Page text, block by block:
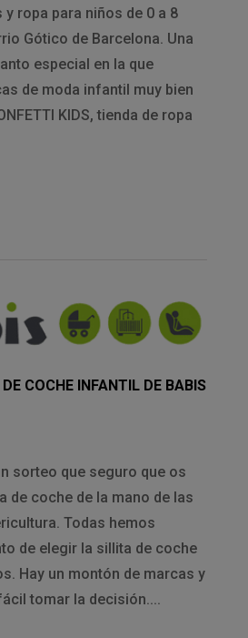
ropa para niños de 0 a 8
Gótico de Barcelona. Una
especial en la que
de moda infantil muy bien
KIDS, tienda de ropa
COCHE INFANTIL DE BABIS
sorteo que seguro que os
de coche de la mano de las
Todas hemos
de elegir la sillita de coche
Hay un montón de marcas y
tomar la decisión....